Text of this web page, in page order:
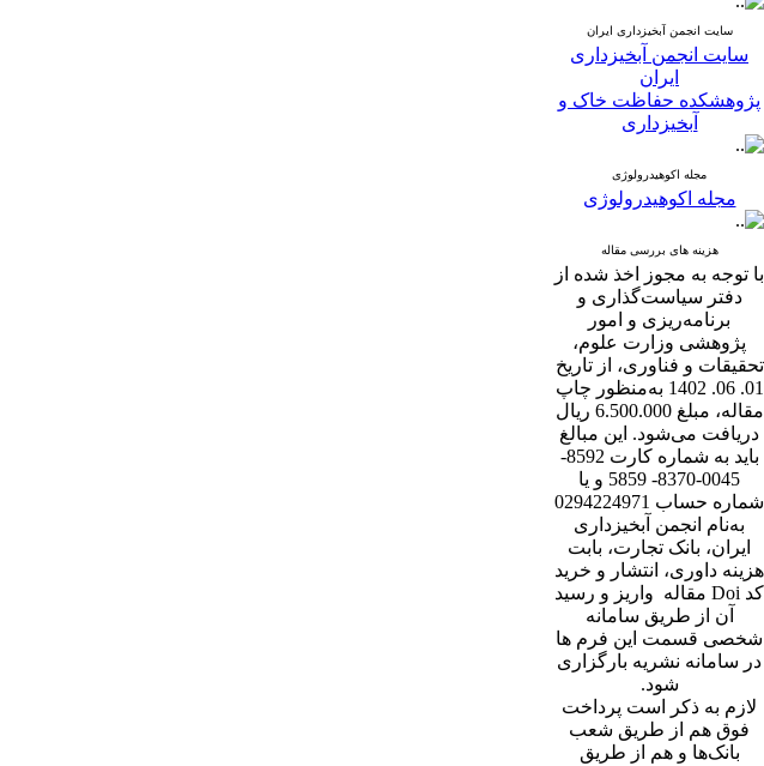
سایت انجمن آبخیزداری ایران
سایت انجمن آبخیزداری
ایران
پژوهشکده حفاظت خاک و
آبخیزداری
مجله اکوهیدرولوژی
مجله اکوهیدرولوژی
هزینه های بررسی مقاله
با توجه به مجوز اخذ شده از
دفتر سیاست‌گذاری و
برنامه‌ریزی و امور
پژوهشی وزارت علوم،
تحقیقات و فناوری، از تاریخ
01. 06. 1402 به‌منظور چاپ
مقاله، مبلغ 6.500.000 ریال
دریافت می‌شود. این مبالغ
باید به شماره کارت 8592-
0045-8370- 5859 و یا
شماره حساب 0294224971
به‌نام انجمن آبخیزداری
ایران، بانک تجارت، بابت
هزینه داوری، انتشار و خرید
کد Doi مقاله واریز و رسید
آن از طریق سامانه
شخصی قسمت این فرم ها
در سامانه نشریه بارگزاری
شود.
لازم به ذکر است پرداخت
فوق هم از طریق شعب
بانک‌‌ها و هم از طریق